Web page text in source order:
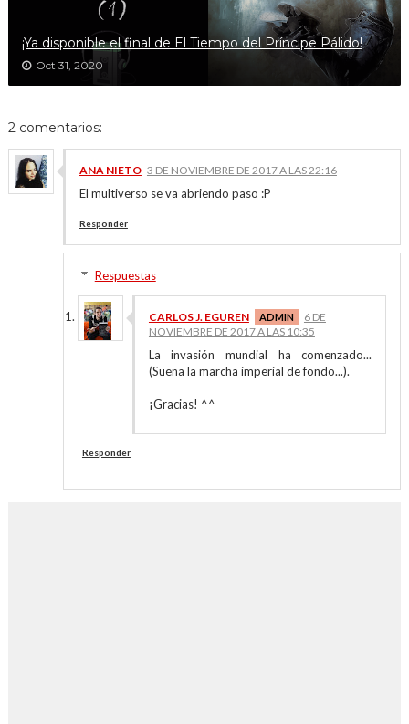
¡Ya disponible el final de El Tiempo del Príncipe Pálido!
Oct 31, 2020
2 comentarios:
ANA NIETO 3 DE NOVIEMBRE DE 2017 A LAS 22:16
El multiverso se va abriendo paso :P
Responder
Respuestas
CARLOS J. EGUREN
6 DE
NOVIEMBRE DE 2017 A LAS 10:35
La invasión mundial ha comenzado...
(Suena la marcha imperial de fondo...).
¡Gracias! ^^
Responder